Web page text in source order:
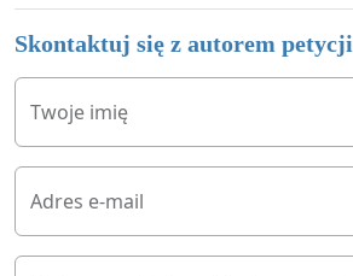
Skontaktuj się z autorem petycji
Twoje imię
Adres e-mail